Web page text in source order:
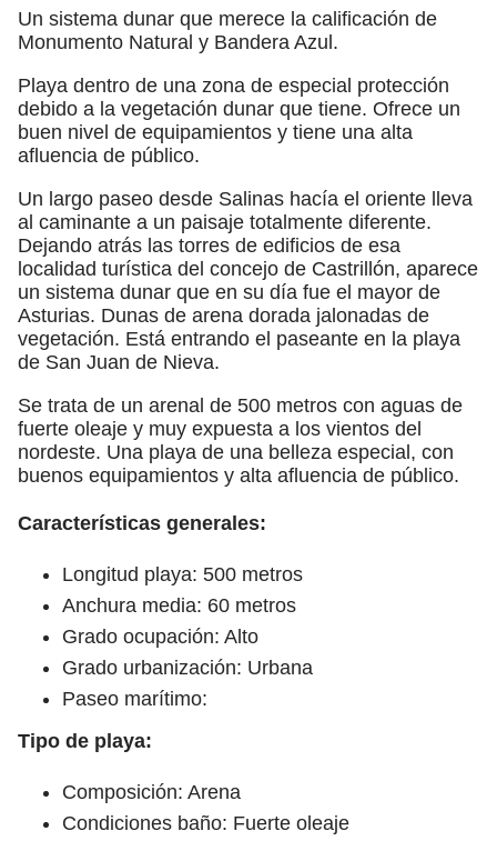
Un sistema dunar que merece la calificación de
Monumento Natural y Bandera Azul.
Playa dentro de una zona de especial protección
debido a la vegetación dunar que tiene. Ofrece un
buen nivel de equipamientos y tiene una alta
afluencia de público.
Un largo paseo desde Salinas hacía el oriente lleva
al caminante a un paisaje totalmente diferente.
Dejando atrás las torres de edificios de esa
localidad turística del concejo de Castrillón, aparece
un sistema dunar que en su día fue el mayor de
Asturias. Dunas de arena dorada jalonadas de
vegetación. Está entrando el paseante en la playa
de San Juan de Nieva.
Se trata de un arenal de 500 metros con aguas de
fuerte oleaje y muy expuesta a los vientos del
nordeste. Una playa de una belleza especial, con
buenos equipamientos y alta afluencia de público.
Características generales:
Longitud playa: 500 metros
Anchura media: 60 metros
Grado ocupación: Alto
Grado urbanización: Urbana
Paseo marítimo:
Tipo de playa:
Composición: Arena
Condiciones baño: Fuerte oleaje